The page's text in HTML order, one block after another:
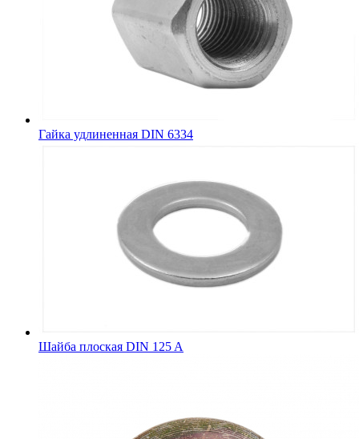
Гайка удлиненная DIN 6334
Шайба плоская DIN 125 A